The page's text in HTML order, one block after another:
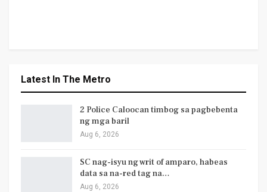
Latest In The Metro
2 Police Caloocan timbog sa pagbebenta
ng mga baril
Aug 6, 2026
SC nag-isyu ng writ of amparo, habeas
data sa na-red tag na…
Aug 6, 2026